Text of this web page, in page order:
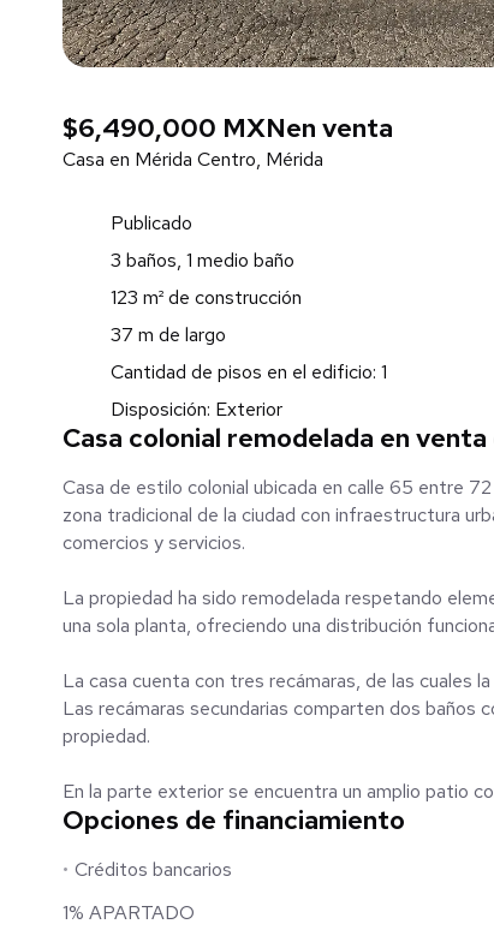
$6,490,000 MXNen venta
Casa en Mérida Centro, Mérida
Publicado
3 baños, 1 medio baño
123 m² de construcción
37 m de largo
Cantidad de pisos en el edificio: 1
Disposición: Exterior
Casa colonial remodelada en
Casa de estilo colonial ubicada en calle 65 entre
zona tradicional de la ciudad con infraestructura
comercios y servicios.
La propiedad ha sido remodelada respetando
una sola planta, ofreciendo una distribución
La casa cuenta con tres recámaras, de las cuales
Las recámaras secundarias comparten dos baños
propiedad.
En la parte exterior se encuentra un amplio patio
permite mayor comodidad al utilizar las áreas
En la zona posterior del inmueble se ubican un
funcionales de la propiedad.
Opciones de financiamiento
Créditos bancarios
1% APARTADO